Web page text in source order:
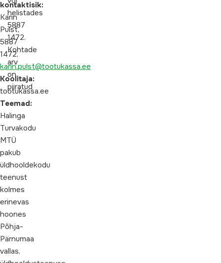
kontaktisik:
Karin
Pulst,
5887
1472,
karin.pulst@tootukassa.ee
Koolitaja:
tootukassa.ee
Teemad:
Halinga
Turvakodu
MTÜ
pakub
üldhooldekodu
teenust
kolmes
erinevas
hoones
Põhja-
Pärnumaa
vallas,
helistades
5887
1472.
Kohtade
arv
on
piiratud